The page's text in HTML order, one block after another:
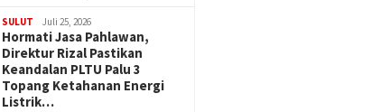
SULUT Juli 25, 2026
Hormati Jasa Pahlawan,
Direktur Rizal Pastikan
Keandalan PLTU Palu 3
Topang Ketahanan Energi
Listrik…